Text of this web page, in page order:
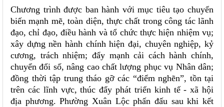
Chương trình được ban hành với mục tiêu tạo chuyển
biến mạnh mẽ, toàn diện, thực chất trong công tác lãnh
đạo, chỉ đạo, điều hành và tổ chức thực hiện nhiệm vụ;
xây dựng nền hành chính hiện đại, chuyên nghiệp, kỷ
cương, trách nhiệm; đẩy mạnh cải cách hành chính,
chuyển đổi số, nâng cao chất lượng phục vụ Nhân dân;
đồng thời tập trung tháo gỡ các “điểm nghẽn”, tồn tại
trên các lĩnh vực, thúc đẩy phát triển kinh tế - xã hội
địa phương. Phường Xuân Lộc phấn đấu sau khi kết